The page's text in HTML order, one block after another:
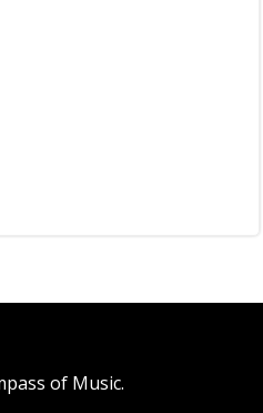
of Music.